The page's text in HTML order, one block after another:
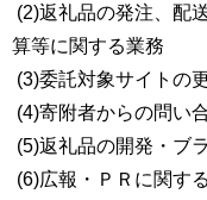
(2)返礼品の発注、配
算等に関する業務
(3)委託対象サイトの
(4)寄附者からの問い
(5)返礼品の開発・ブ
(6)広報・ＰＲに関す